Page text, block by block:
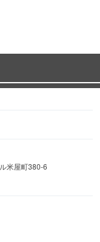
ちろん、食べ飽き
した。
しまず作り方の工
化してまいりま
客様もぜひ
米屋町380-6